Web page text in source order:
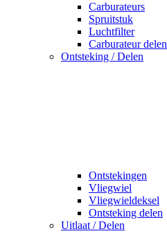
Carburateurs
Spruitstuk
Luchtfilter
Carburateur delen
Ontsteking / Delen
Ontstekingen
Vliegwiel
Vliegwieldeksel
Ontsteking delen
Uitlaat / Delen